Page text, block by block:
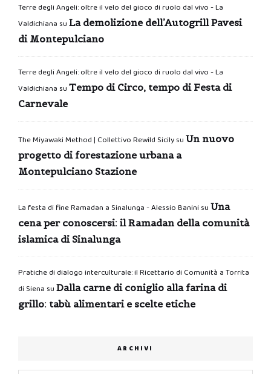
Terre degli Angeli: oltre il velo del gioco di ruolo dal vivo - La
Valdichiana su La demolizione dell’Autogrill Pavesi
di Montepulciano
Terre degli Angeli: oltre il velo del gioco di ruolo dal vivo - La
Valdichiana su Tempo di Circo, tempo di Festa di
Carnevale
The Miyawaki Method | Collettivo Rewild Sicilysu Un nuovo
progetto di forestazione urbana a
Montepulciano Stazione
La festa di fine Ramadan a Sinalunga - Alessio Banini su Una
cena per conoscersi: il Ramadan della comunità
islamica di Sinalunga
Pratiche di dialogo interculturale: il Ricettario di Comunità a Torrita
di Siena su Dalla carne di coniglio alla farina di
grillo: tabù alimentari e scelte etiche
ARCHIVI